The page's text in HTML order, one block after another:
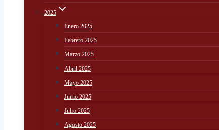
2025
Enero 2025
Febrero 2025
Marzo 2025
Abril 2025
Mayo 2025
Junio 2025
Julio 2025
Agosto 2025